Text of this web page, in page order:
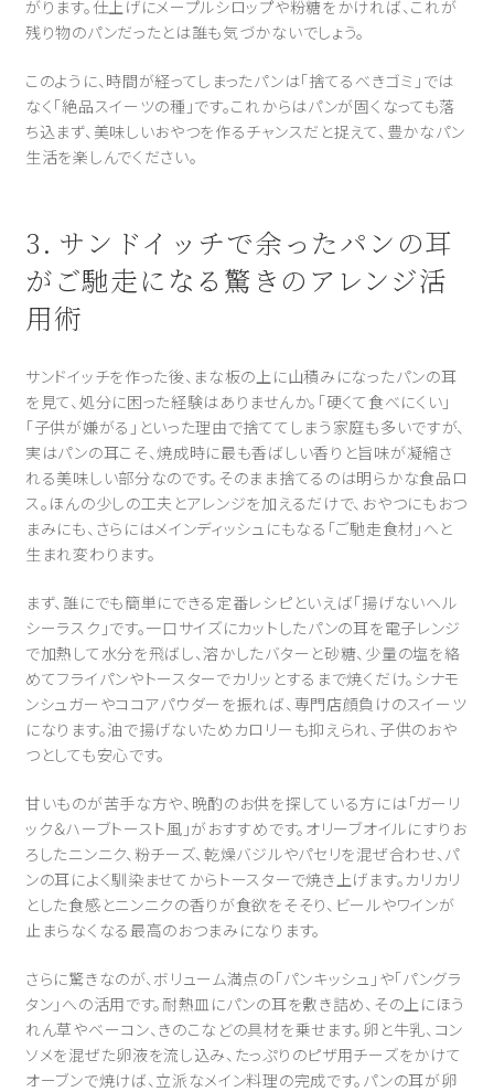
がります。仕上げにメープルシロップや粉糖をかければ、これが
残り物のパンだったとは誰も気づかないでしょう。
このように、時間が経ってしまったパンは「捨てるべきゴミ」では
なく「絶品スイーツの種」です。これからはパンが固くなっても落
ち込まず、美味しいおやつを作るチャンスだと捉えて、豊かなパン
生活を楽しんでください。
3. サンドイッチで余ったパンの耳
がご馳走になる驚きのアレンジ活
用術
サンドイッチを作った後、まな板の上に山積みになったパンの耳
を見て、処分に困った経験はありませんか。「硬くて食べにくい」
「子供が嫌がる」といった理由で捨ててしまう家庭も多いですが、
実はパンの耳こそ、焼成時に最も香ばしい香りと旨味が凝縮さ
れる美味しい部分なのです。そのまま捨てるのは明らかな食品ロ
ス。ほんの少しの工夫とアレンジを加えるだけで、おやつにもおつ
まみにも、さらにはメインディッシュにもなる「ご馳走食材」へと
生まれ変わります。
まず、誰にでも簡単にできる定番レシピといえば「揚げないヘル
シーラスク」です。一口サイズにカットしたパンの耳を電子レンジ
で加熱して水分を飛ばし、溶かしたバターと砂糖、少量の塩を絡
めてフライパンやトースターでカリッとするまで焼くだけ。シナモ
ンシュガーやココアパウダーを振れば、専門店顔負けのスイーツ
になります。油で揚げないためカロリーも抑えられ、子供のおや
つとしても安心です。
甘いものが苦手な方や、晩酌のお供を探している方には「ガーリ
ック＆ハーブトースト風」がおすすめです。オリーブオイルにすりお
ろしたニンニク、粉チーズ、乾燥バジルやパセリを混ぜ合わせ、パ
ンの耳によく馴染ませてからトースターで焼き上げます。カリカリ
とした食感とニンニクの香りが食欲をそそり、ビールやワインが
止まらなくなる最高のおつまみになります。
さらに驚きなのが、ボリューム満点の「パンキッシュ」や「パングラ
タン」への活用です。耐熱皿にパンの耳を敷き詰め、その上にほう
れん草やベーコン、きのこなどの具材を乗せます。卵と牛乳、コン
ソメを混ぜた卵液を流し込み、たっぷりのピザ用チーズをかけて
オーブンで焼けば、立派なメイン料理の完成です。パンの耳が卵